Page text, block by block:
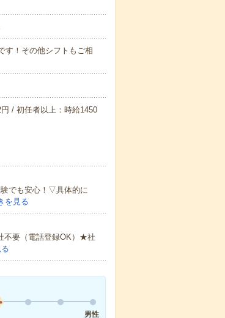
す！その他シフトもご相
/ 初任者以上：時給1450
でも安心！▽具体的に
を見る
不要（電話登録OK）★社
男性